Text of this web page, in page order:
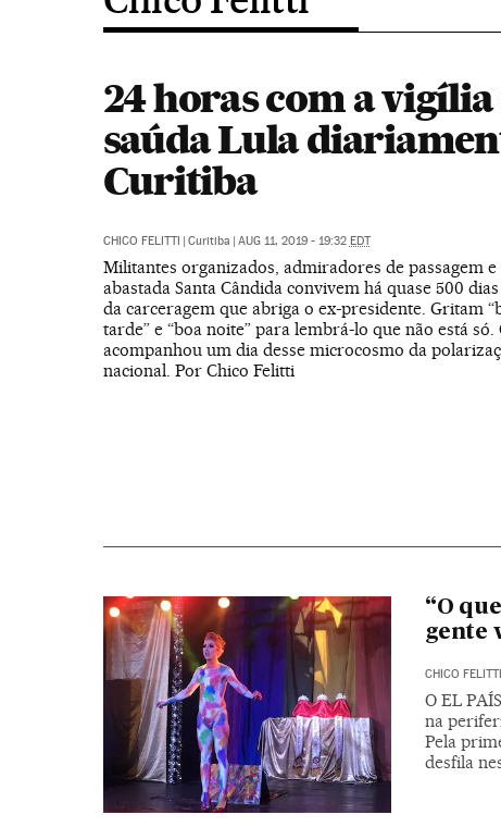
24 horas com a vigília
saúda Lula
Curitiba
CHICO FELITTI | Curitiba | AUG 11, 2019 - 19:32 EDT
Militantes organizados, admiradores de passagem
abastada Santa Cândida convivem há quase 500
da carceragem que abriga o ex-presidente. Gritam
tarde” e “boa noite” para lembrá-lo que não está só.
acompanhou um dia desse microcosmo da
nacional. Por Chico Felitti
“O
gente
CHICO FELITTI
O EL
na
Pela
desfila